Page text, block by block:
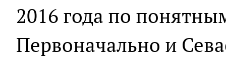
2016 года по
Первоначально и